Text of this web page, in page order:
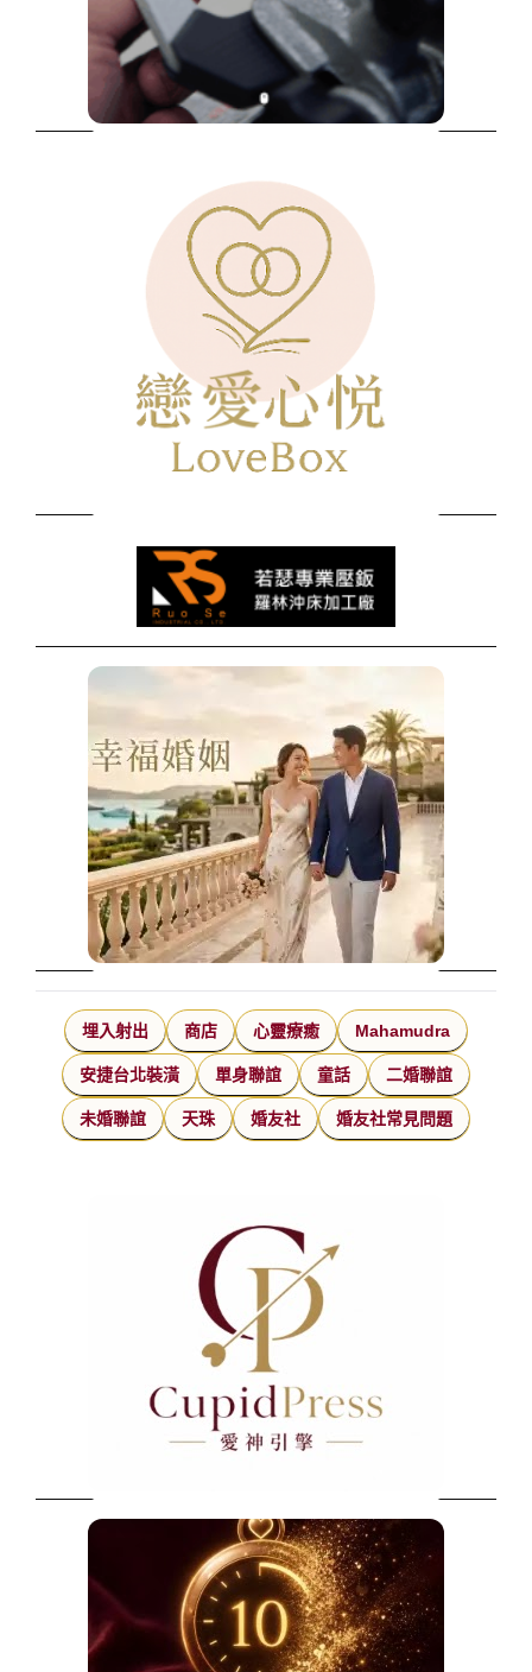
埋入射出 商店 心靈療癒 Mahamudra
安捷台北裝潢 單身聯誼 童話 二婚聯誼
未婚聯誼 天珠 婚友社 婚友社常見問題